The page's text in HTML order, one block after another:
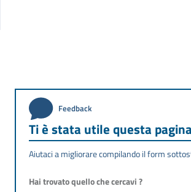
Feedback
Ti è stata utile questa
Aiutaci a migliorare compilando il form
Hai trovato quello che cercavi ?